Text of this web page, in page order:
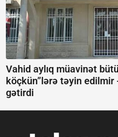
Vahid aylıq müavinət
köçkün”lərə təyin edilmir
gətirdi